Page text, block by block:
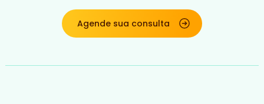
Agende sua consulta